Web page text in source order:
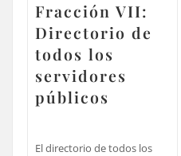
Fracción VII:
Directorio de
todos los
servidores
públicos
El directorio de todos los